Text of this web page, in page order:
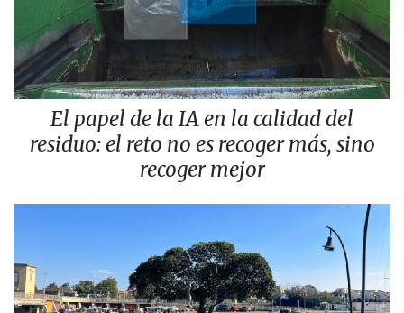
El papel de la IA en la calidad del
residuo: el reto no es recoger más, sino
recoger mejor